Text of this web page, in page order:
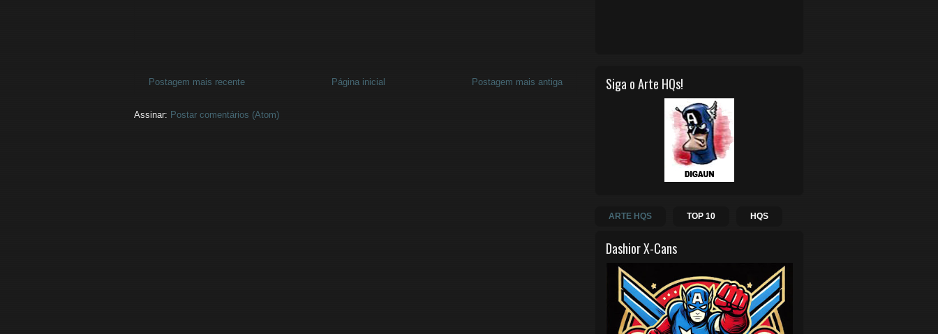
Postagem mais recente Postagem mais antiga
Página inicial
Assinar: Postar comentários (Atom)
Siga o Arte HQs!
ARTE HQS TOP 10 HQS
Dashior X-Cans